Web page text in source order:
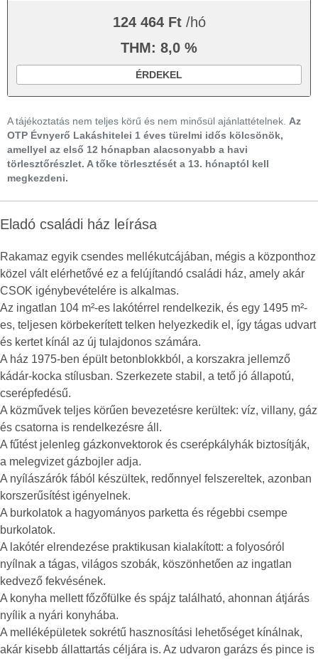
124 464 Ft /hó
THM: 8,0 %
ÉRDEKEL
A tájékoztatás nem teljes körű és nem minősül ajánlattételnek. Az
OTP Évnyerő Lakáshitelei 1 éves türelmi idős kölcsönök,
amellyel az első 12 hónapban alacsonyabb a havi
törlesztőrészlet. A tőke törlesztését a 13. hónaptól kell
megkezdeni.
Eladó családi ház leírása
Rakamaz egyik csendes mellékutcájában, mégis a központhoz
közel vált elérhetővé ez a felújítandó családi ház, amely akár
CSOK igénybevételére is alkalmas.
Az ingatlan 104 m²-es lakótérrel rendelkezik, és egy 1495 m²-
es, teljesen körbekerített telken helyezkedik el, így tágas udvart
és kertet kínál az új tulajdonos számára.
A ház 1975-ben épült betonblokkból, a korszakra jellemző
kádár-kocka stílusban. Szerkezete stabil, a tető jó állapotú,
cserépfedésű.
A közművek teljes körűen bevezetésre kerültek: víz, villany, gáz
és csatorna is rendelkezésre áll.
A fűtést jelenleg gázkonvektorok és cserépkályhák biztosítják,
a melegvizet gázbojler adja.
A nyílászárók fából készültek, redőnnyel felszereltek, azonban
korszerűsítést igényelnek.
A burkolatok a hagyományos parketta és régebbi csempe
burkolatok.
A lakótér elrendezése praktikusan kialakított: a folyosóról
nyílnak a tágas, világos szobák, köszönhetően az ingatlan
kedvező fekvésének.
A konyha mellett főzőfülke és spájz található, ahonnan átjárás
nyílik a nyári konyhába.
A melléképületek sokrétű hasznosítási lehetőséget kínálnak,
akár kisebb állattartás céljára is. Az udvaron garázs és pince is